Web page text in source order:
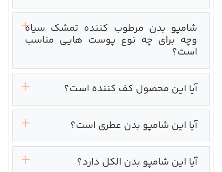
شامپو بدن مرطوب کننده تمشک سیاه
وچه برای چه نوع پوست هایی مناسب
است؟
آیا این محصول کف کننده است؟
آیا این شامپو بدن عطری است؟
آیا این شامپو بدن الکل دارد؟‌